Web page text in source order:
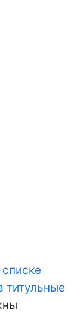
списке
титульные